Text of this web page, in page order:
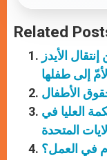
Related
الأيدز
إلى طفلها
الأطفال
العليا في